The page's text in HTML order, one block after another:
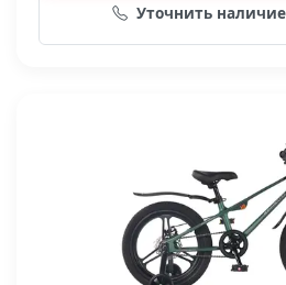
Уточнить